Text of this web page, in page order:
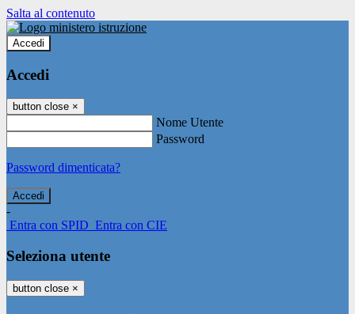
Salta al contenuto
Accedi
Accedi
button close ×
Nome Utente
Password
Password dimenticata?
-
Entra con SPID Entra con CIE
Seleziona utente
button close ×